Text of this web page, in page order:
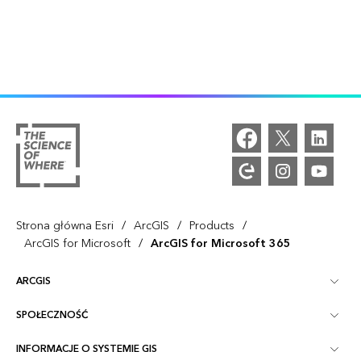
Strona główna Esri / ArcGIS / Products /
ArcGIS for Microsoft / ArcGIS for Microsoft 365
ARCGIS
ArcGIS — przegląd
SPOŁECZNOŚĆ